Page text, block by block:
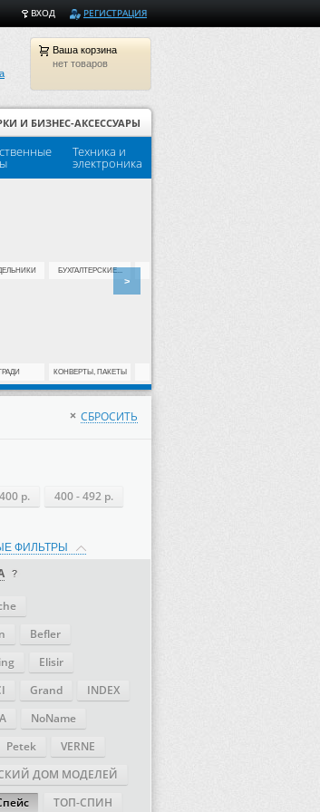
ВХОД РЕГИСТРАЦИЯ
Ваша корзина
нет товаров
И БИЗНЕС-АКСЕССУАРЫ
Техника и
электроника
БУХГАЛТЕРСКИЕ...
КОНВЕРТЫ, ПАКЕТЫ
>
× СБРОСИТЬ
р. 400 - 492 р.
ФИЛЬТРЫ
Befler
Elisir
Grand
INDEX
NoName
Petek
VERNE
ДОМ МОДЕЛЕЙ
ТОП-СПИН